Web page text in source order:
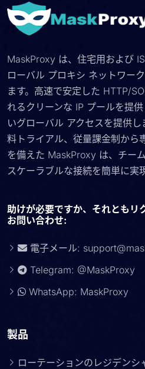
MaskProxy は、住宅用および
ローバル プロキシ ネットワー
ます。高速で安定した HTTP/
れるクリーンな IP プールを提
いグローバル アクセスを提供
料トライアル、従量課金制から
を備えた MaskProxy は、チー
スケーラブルな接続を簡単に実
助けが必要ですか、それともリ
お問い合わせ:
電子メール:
Telegram: @MaskProxy
WhatsApp: MaskProxy
製品
ローテーションのレジデンシ